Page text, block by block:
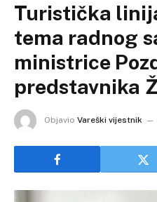
Turistička
tema radnog
ministrice
predstavnika
Objavio Vareški vijestnik